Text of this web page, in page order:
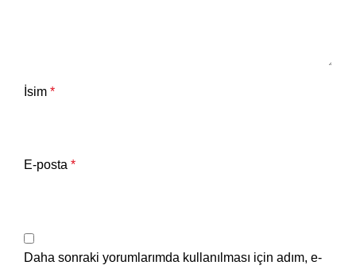
İsim *
E-posta *
Daha sonraki yorumlarımda kullanılması için adım, e-